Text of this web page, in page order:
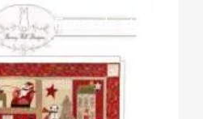
Fuera de stock